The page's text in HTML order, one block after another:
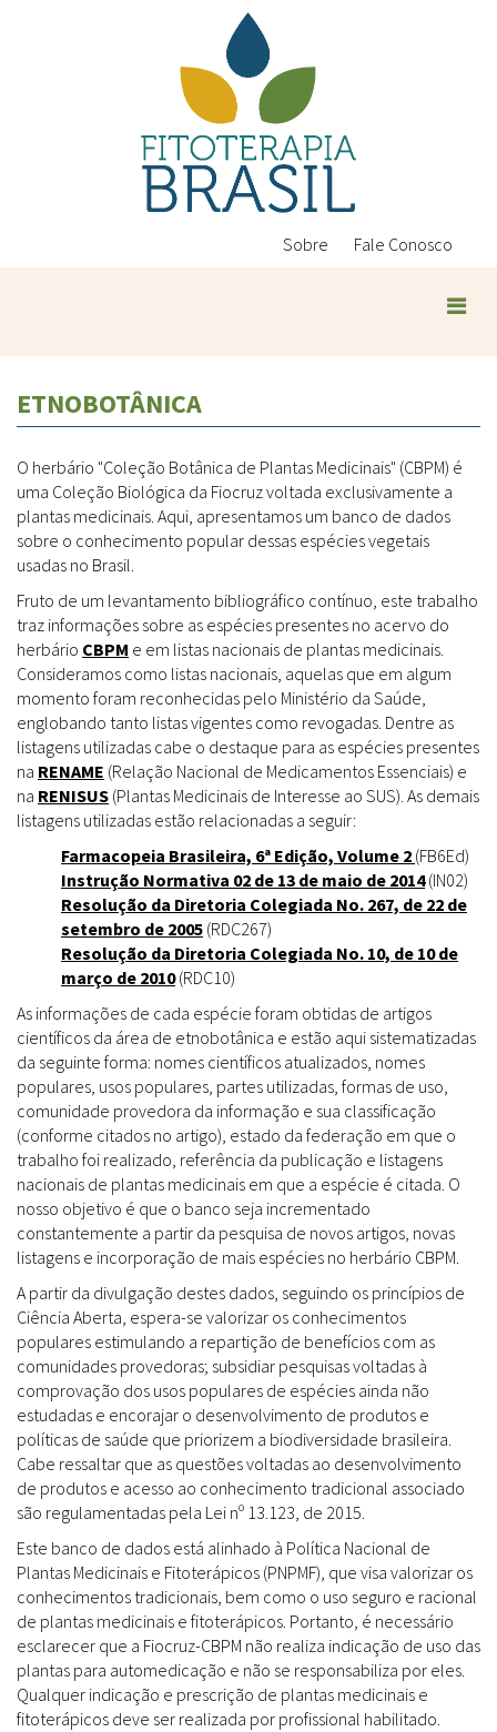
Sobre Fale Conosco
ETNOBOTÂNICA
O herbário "Coleção Botânica de Plantas Medicinais" (CBPM) é
uma Coleção Biológica da Fiocruz voltada exclusivamente a
plantas medicinais. Aqui, apresentamos um banco de dados
sobre o conhecimento popular dessas espécies vegetais
usadas no Brasil.
Fruto de um levantamento bibliográfico contínuo, este trabalho
traz informações sobre as espécies presentes no acervo do
herbário CBPM e em listas nacionais de plantas medicinais.
Consideramos como listas nacionais, aquelas que em algum
momento foram reconhecidas pelo Ministério da Saúde,
englobando tanto listas vigentes como revogadas. Dentre as
listagens utilizadas cabe o destaque para as espécies presentes
na RENAME (Relação Nacional de Medicamentos Essenciais) e
na RENISUS (Plantas Medicinais de Interesse ao SUS). As demais
listagens utilizadas estão relacionadas a seguir:
Farmacopeia Brasileira, 6ª Edição, Volume 2 (FB6Ed)
Instrução Normativa 02 de 13 de maio de 2014(IN02)
Resolução da Diretoria Colegiada No. 267, de 22 de
setembro de 2005 (RDC267)
Resolução da Diretoria Colegiada No. 10, de 10 de
março de 2010(RDC10)
As informações de cada espécie foram obtidas de artigos
científicos da área de etnobotânica e estão aqui sistematizadas
da seguinte forma: nomes científicos atualizados, nomes
populares, usos populares, partes utilizadas, formas de uso,
comunidade provedora da informação e sua classificação
(conforme citados no artigo), estado da federação em que o
trabalho foi realizado, referência da publicação e listagens
nacionais de plantas medicinais em que a espécie é citada. O
nosso objetivo é que o banco seja incrementado
constantemente a partir da pesquisa de novos artigos, novas
listagens e incorporação de mais espécies no herbário CBPM.
A partir da divulgação destes dados, seguindo os princípios de
Ciência Aberta, espera-se valorizar os conhecimentos
populares estimulando a repartição de benefícios com as
comunidades provedoras; subsidiar pesquisas voltadas à
comprovação dos usos populares de espécies ainda não
estudadas e encorajar o desenvolvimento de produtos e
políticas de saúde que priorizem a biodiversidade brasileira.
Cabe ressaltar que as questões voltadas ao desenvolvimento
de produtos e acesso ao conhecimento tradicional associado
são regulamentadas pela Lei nº 13.123, de 2015.
Este banco de dados está alinhado à Política Nacional de
Plantas Medicinais e Fitoterápicos (PNPMF), que visa valorizar os
conhecimentos tradicionais, bem como o uso seguro e racional
de plantas medicinais e fitoterápicos. Portanto, é necessário
esclarecer que a Fiocruz-CBPM não realiza indicação de uso das
plantas para automedicação e não se responsabiliza por eles.
Qualquer indicação e prescrição de plantas medicinais e
fitoterápicos deve ser realizada por profissional habilitado.